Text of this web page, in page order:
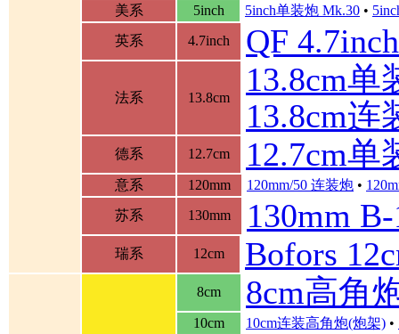
美系 5inch 5inch单装炮 Mk.30 •
英系
4.7inch QF
法系 13.8cm
13.8cm单
13.8cm连
德系 12.7cm 12.7cm单
意系 120mm 120mm/50 连装炮 •
苏系
130mm 130mm
瑞系 12cm Bofors
8cm 8cm高角
10cm 10cm连装高角炮(炮架) •